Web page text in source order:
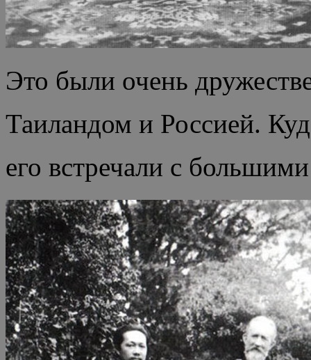
Это были очень
Таиландом и Россией.
его встречали с